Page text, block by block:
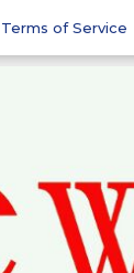
Terms of Service